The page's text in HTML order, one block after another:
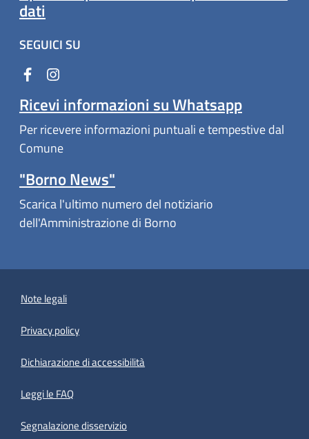
dati
SEGUICI SU
Ricevi informazioni su Whatsapp
Per ricevere informazioni puntuali e tempestive dal
Comune
"Borno News"
Scarica l'ultimo numero del notiziario
dell'Amministrazione di Borno
Note legali
Privacy policy
Dichiarazione di accessibilità
Leggi le FAQ
Segnalazione disservizio